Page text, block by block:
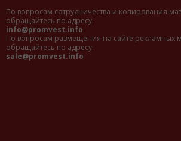
По вопросам сотрудничества и копирования
обращайтесь по адресу:
info@promvest.info
По вопросам размещения на сайте рекламных
обращайтесь по адресу:
sale@promvest.info